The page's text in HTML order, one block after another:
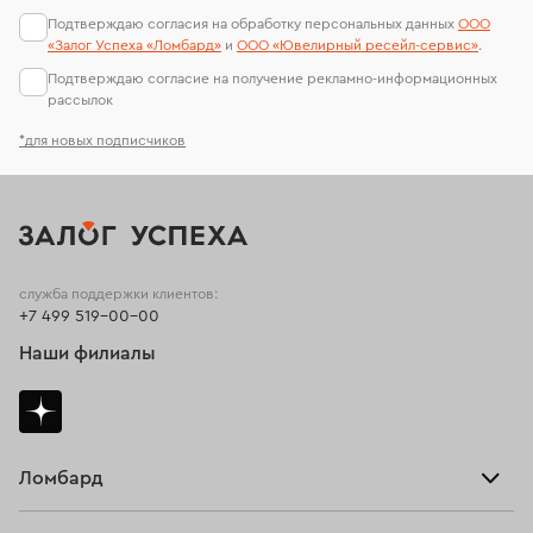
*для новых подписчиков
Подтверждаю согласия на обработку персональных данных ООО
«Залог Успеха «Ломбард» и ООО «Ювелирный ресейл-сервиc».
Подтверждаю согласие на получение рекламно-информационных
рассылок
Ломбард
служба поддержки клиентов:
+7 499 519-00-00
Наши филиалы